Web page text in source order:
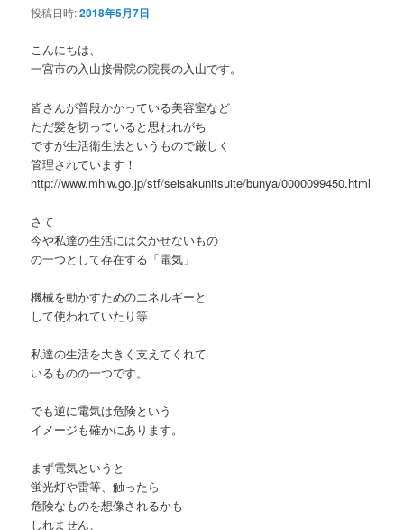
投稿日時:2018年5月7日
こんにちは、
一宮市の入山接骨院の院長の入山です。
皆さんが普段かかっている美容室など
ただ髪を切っていると思われがち
ですが生活衛生法というもので厳しく
管理されています！
http://www.mhlw.go.jp/stf/seisakunitsuite/bunya/0000099450.html
さて
今や私達の生活には欠かせないもの
の一つとして存在する「電気」
機械を動かすためのエネルギーと
して使われていたり等
私達の生活を大きく支えてくれて
いるものの一つです。
でも逆に電気は危険という
イメージも確かにあります。
まず電気というと
蛍光灯や雷等、触ったら
危険なものを想像されるかも
しれません、